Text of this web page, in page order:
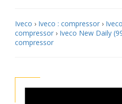
Iveco › Iveco : compressor ›
compressor › Iveco New Daily
compressor